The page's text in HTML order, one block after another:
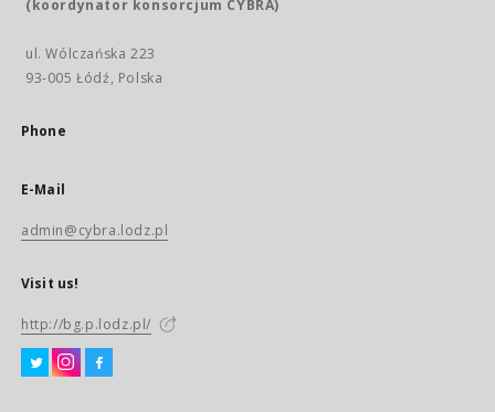
(koordynator konsorcjum CYBRA)
ul. Wólczańska 223
93-005 Łódź, Polska
Phone
E-Mail
admin@cybra.lodz.pl
Visit us!
http://bg.p.lodz.pl/